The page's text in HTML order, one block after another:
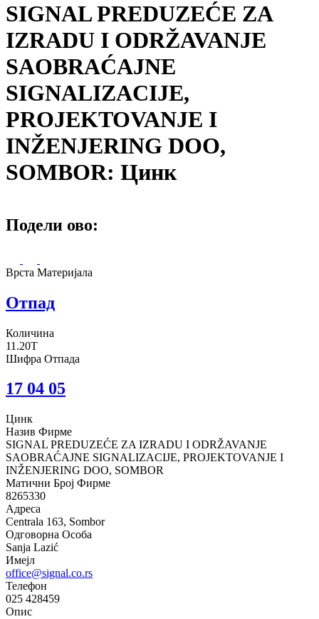
SIGNAL PREDUZEĆE ZA
IZRADU I ODRŽAVANJE
SAOBRAĆAJNE
SIGNALIZACIJE,
PROJEKTOVANJE I
INŽENJERING DOO,
SOMBOR: Цинк
Подели ово:
Врста Материјала
Отпад
Количина
11.20T
Шифра Отпада
17 04 05
Цинк
Назив Фирме
SIGNAL PREDUZEĆE ZA IZRADU I ODRŽAVANJE
SAOBRAĆAJNE SIGNALIZACIJE, PROJEKTOVANJE I
INŽENJERING DOO, SOMBOR
Матични Број Фирме
8265330
Адреса
Centrala 163, Sombor
Одговорна Особа
Sanja Lazić
Имејл
office@signal.co.rs
Телефон
025 428459
Опис